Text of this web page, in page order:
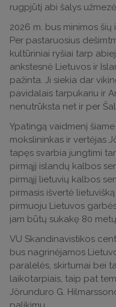
rugpjūtį abi šalys
2026 m. bus minimos
Per pastaruosius
kultūriniai ryšiai tarp
ankstesnė Lietuvos ir
pažinta. Ji siekia dar
pavidalais tarpukariu ir
nenutrūksta net ir per
Ypatingą vaidmenį
mokslininkas ir vertėjas
tapęs svarbia jungtimi
pirmąjį islandų kalbos
pirmąjį lietuvių kalbos
pirmasis išvertė
pirmuoju Lietuvos
jam būtų sukakę 80
VU Skandinavistikos
bus nagrinėjamos
paralelės, skirtumai bei
laikotarpiais, taip pat
Jörunduro G.